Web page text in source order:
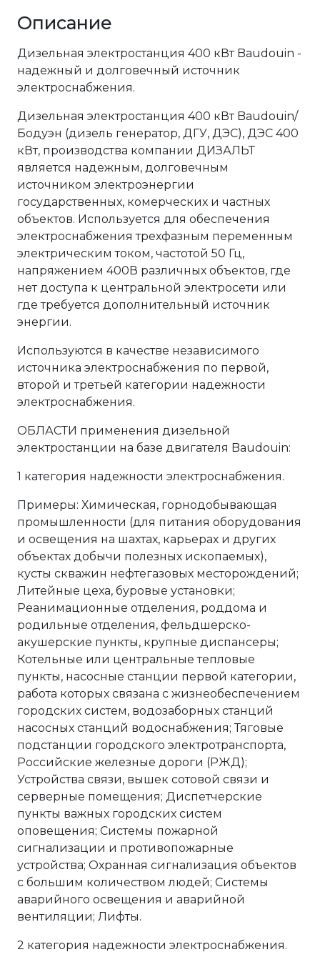
Описание
Дизельная электростанция 400 кВт Baudouin -
надежный и долговечный источник
электроснабжения.
Дизельная электростанция 400 кВт Baudouin/
Бодуэн (дизель генератор, ДГУ, ДЭС), ДЭС 400
кВт, производства компании ДИЗАЛЬТ
является надежным, долговечным
источником электроэнергии
государственных, комерческих и частных
объектов. Используется для обеспечения
электроснабжения трехфазным переменным
электрическим током, частотой 50 Гц,
напряжением 400В различных объектов, где
нет доступа к центральной электросети или
где требуется дополнительный источник
энергии.
Используются в качестве независимого
источника электроснабжения по первой,
второй и третьей категории надежности
электроснабжения.
ОБЛАСТИ применения дизельной
электростанции на базе двигателя Baudouin:
1 категория надежности электроснабжения.
Примеры: Химическая, горнодобывающая
промышленности (для питания оборудования
и освещения на шахтах, карьерах и других
объектах добычи полезных ископаемых),
кусты скважин нефтегазовых месторождений;
Литейные цеха, буровые установки;
Реанимационные отделения, роддома и
родильные отделения, фельдшерско-
акушерские пункты, крупные диспансеры;
Котельные или центральные тепловые
пункты, насосные станции первой категории,
работа которых связана с жизнеобеспечением
городских систем, водозаборных станций
насосных станций водоснабжения; Тяговые
подстанции городского электротранспорта,
Российские железные дороги (РЖД);
Устройства связи, вышек сотовой связи и
серверные помещения; Диспетчерские
пункты важных городских систем
оповещения; Системы пожарной
сигнализации и противопожарные
устройства; Охранная сигнализация объектов
с большим количеством людей; Системы
аварийного освещения и аварийной
вентиляции; Лифты.
2 категория надежности электроснабжения.